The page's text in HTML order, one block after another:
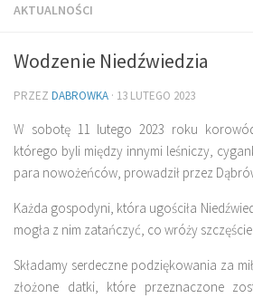
AKTUALNOŚCI
Wodzenie Niedźwiedzia
PRZEZ DABROWKA · 13 LUTEGO 2023
W sobotę 11 lutego 2023 roku
którego byli między innymi leśniczy,
para nowożeńców, prowadził przez
Każda gospodyni, która ugościła
mogła z nim zatańczyć, co wróży szczęście
Składamy serdeczne podziękowania za
złożone datki, które przeznaczone